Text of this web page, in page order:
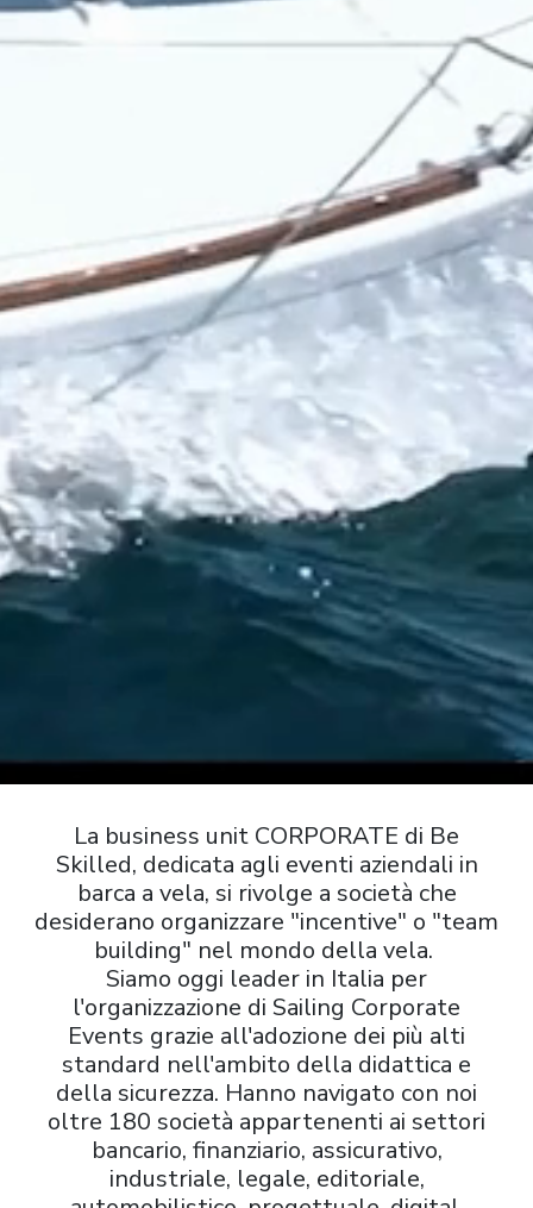
La business unit CORPORATE di Be
Skilled, dedicata agli eventi aziendali in
barca a vela, si rivolge a società che
desiderano organizzare "incentive" o "team
building" nel mondo della vela.
Siamo oggi leader in Italia per
l'organizzazione di Sailing Corporate
Events grazie all'adozione dei più alti
standard nell'ambito della didattica e
della sicurezza. Hanno navigato con noi
oltre 180 società appartenenti ai settori
bancario, finanziario, assicurativo,
industriale, legale, editoriale,